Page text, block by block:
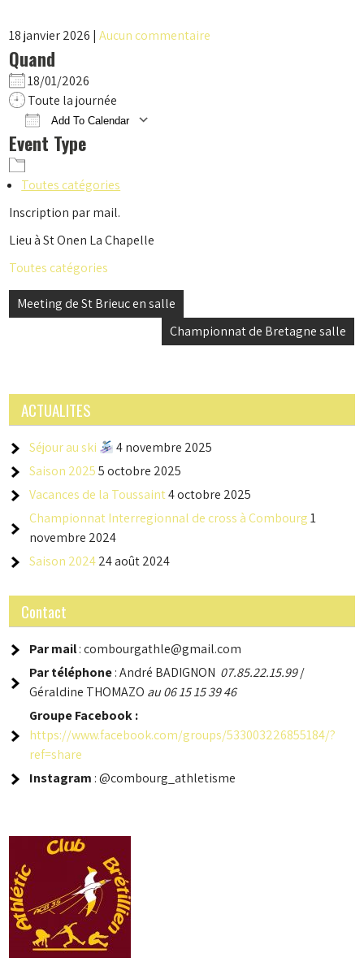
18 janvier 2026 |Aucun commentaire
Quand
18/01/2026
Toute la journée
Add To Calendar
Download ICSGoogle Calendar
Event Type
Toutes catégories
Inscription par mail.
Lieu à St Onen La Chapelle
Toutes catégories
Navigation
Meeting de St Brieuc en salle
Championnat de Bretagne salle
ACTUALITES
Séjour au ski
4 novembre 2025
Saison 2025 5 octobre 2025
Vacances de la Toussaint4 octobre 2025
Championnat Interregionnal de cross à Combourg 1
novembre 2024
Saison 202424 août 2024
Contact
Par mail: combourgathle@gmail.com
Par téléphone: André BADIGNON 07.85.22.15.99/
Géraldine THOMAZO au 06 15 15 39 46
GroupeFacebook :
https://www.facebook.com/groups/533003226855184/?
ref=share
Instagram : @combourg_athletisme